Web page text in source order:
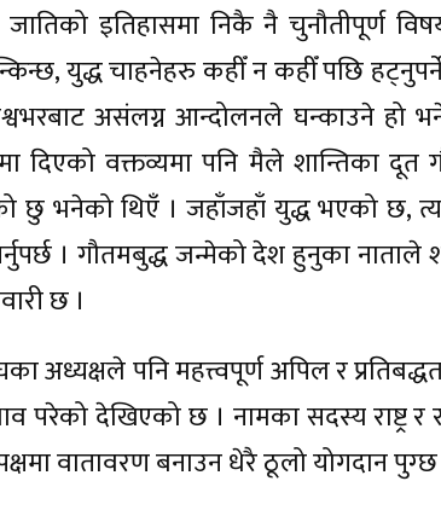
इतिहासमा निकै नै चुनौतीपूर्ण
युद्ध चाहनेहरु कहीँ न कहीँ पछि
असंलग्न आन्दोलनले घन्काउने हो
दिएको वक्तव्यमा पनि मैले शान्तिका दूत
छु भनेको थिएँ । जहाँजहाँ युद्ध भएको छ,
। गौतमबुद्ध जन्मेको देश हुनुका नाताले
छ ।
अध्यक्षले पनि महत्त्वपूर्ण अपिल र
परेको देखिएको छ । नामका सदस्य राष्ट्र
वातावरण बनाउन धेरै ठूलो योगदान पुग्छ